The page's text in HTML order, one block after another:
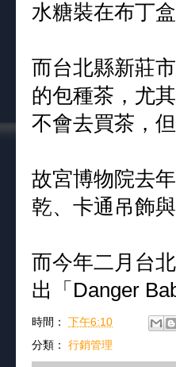
水糖裝在布丁盒
而台北縣新莊
的包種茶，尤
不會去買茶，
故宮博物院去
乾、卡通吊飾
而今年二月台
出「Danger
時間： 下午6:10
分類： 行銷管理